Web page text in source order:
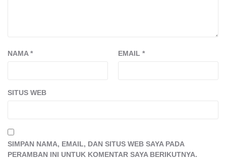
NAMA* EMAIL *
SITUS WEB
SIMPAN NAMA, EMAIL, DAN SITUS WEB SAYA PADA
PERAMBAN INI UNTUK KOMENTAR SAYA BERIKUTNYA.